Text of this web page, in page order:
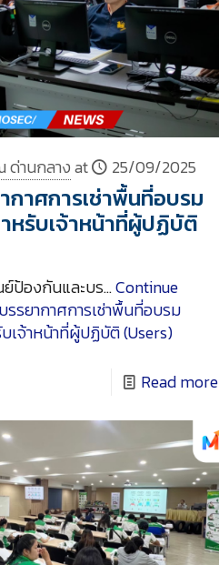
ด่านกลางat 25/09/2025
กาศการเช่าพื้นที่อบรม
หรับเจ้าหน้าที่ผู้ปฏิบัติ
ป้องกันและบร…Continue
รยากาศการเช่าพื้นที่อบรม
เจ้าหน้าที่ผู้ปฏิบัติ (Users)
Read more